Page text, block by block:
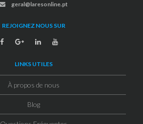
geral@laresonline.pt
REJOIGNEZ NOUS SUR
LINKS UTILES
À propos de nous
Blog